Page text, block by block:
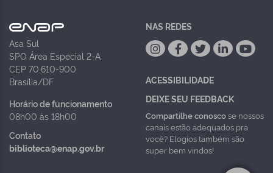
Asa Sul
SPO Área Especial 2-A
CEP 70.610-900
Brasília/DF
Horário de funcionamento
08h00 às 18h00
Contato
biblioteca@enap.gov.br
NAS REDES
ACESSIBILIDADE
DEIXE SEU FEEDBACK
Compartilhe conoscose nossos
canais estão adequados pra
você? Elogios também são
super bem vindos!